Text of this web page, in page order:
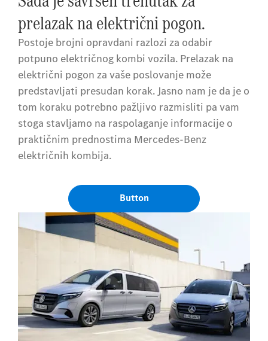
prelazak na električni pogon.
Postoje brojni opravdani razlozi za odabir
potpuno električnog kombi vozila. Prelazak na
električni pogon za vaše poslovanje može
predstavljati presudan korak. Jasno nam je da je o
tom koraku potrebno pažljivo razmisliti pa vam
stoga stavljamo na raspolaganje informacije o
praktičnim prednostima Mercedes-Benz
električnih kombija.
Button